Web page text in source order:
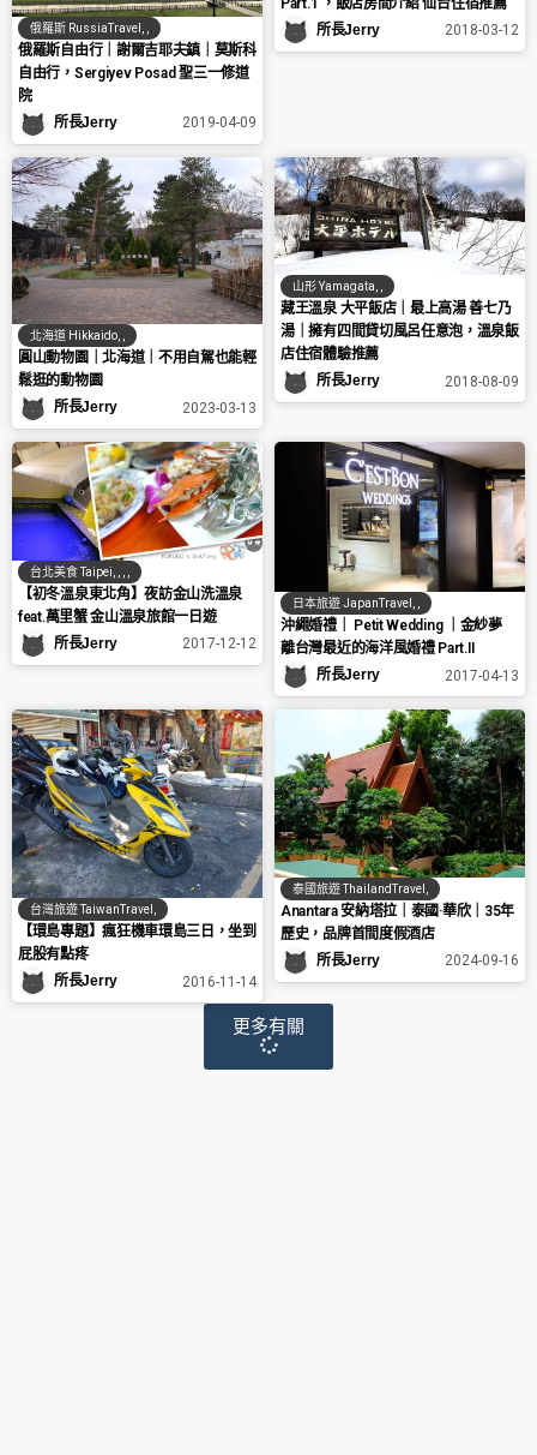
俄羅斯 RussiaTravel
俄羅斯自由行｜謝爾吉耶夫鎮｜莫斯科
自由行，Sergiyev Posad 聖三一修道
院
所長Jerry
2019-04-09
所長Jerry
2018-03-12
北海道 Hikkaido
圓山動物園｜北海道｜不用自駕也能輕
鬆逛的動物園
所長Jerry
2023-03-13
山形 Yamagata, ,
藏王溫泉 大平飯店｜最上高湯 善七乃
湯｜擁有四間貸切風呂任意泡，溫泉飯
店住宿體驗推薦
所長Jerry
2018-08-09
台北美食 Taipei
【初冬溫泉東北角】夜訪金山洗溫泉
feat.萬里蟹 金山溫泉旅館一日遊
所長Jerry
2017-12-12
日本旅遊 JapanTravel , ,
沖繩婚禮｜ Petit Wedding ｜金紗夢
離台灣最近的海洋風婚禮 Part.II
所長Jerry
2017-04-13
台灣旅遊 TaiwanTravel ,
【環島專題】瘋狂機車環島三日，坐到
屁股有點疼
所長Jerry
2016-11-14
泰國旅遊 ThailandTravel
Anantara 安納塔拉｜泰國·華欣｜35年
歷史，品牌首間度假酒店
所長Jerry
2024-09-16
更多有關